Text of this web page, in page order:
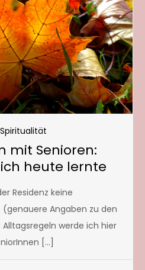
Spiritualität
mit Senioren:
heute lernte
Residenz keine
Angaben zu den
werde ich hier
[…]